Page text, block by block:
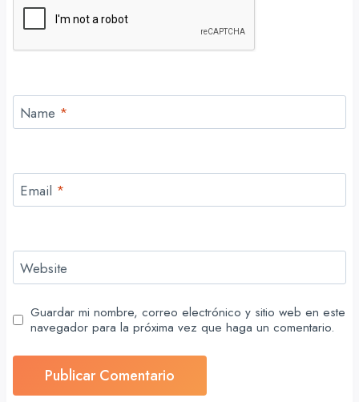
Name *
Email *
Website
Guardar mi nombre, correo electrónico y sitio web en este
navegador para la próxima vez que haga un comentario.